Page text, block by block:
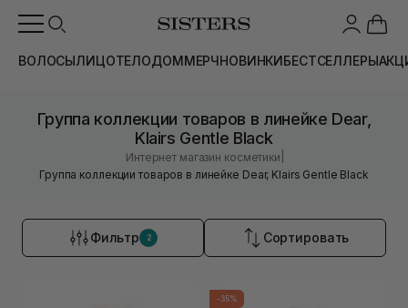
ВОЛОСЫЛИЦОТЕЛОДОММЕРЧНОВИНКИБЕСТСЕЛЛЕРЫ
Группа коллекции товаров в линейке Dear,
Klairs Gentle Black
Интернет магазин косметики
Группа коллекции товаров в линейке Dear, Klairs Gentle Black
Фильтр 2 Сортировать
-35%